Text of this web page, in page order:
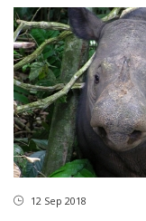
12 Sep 2018